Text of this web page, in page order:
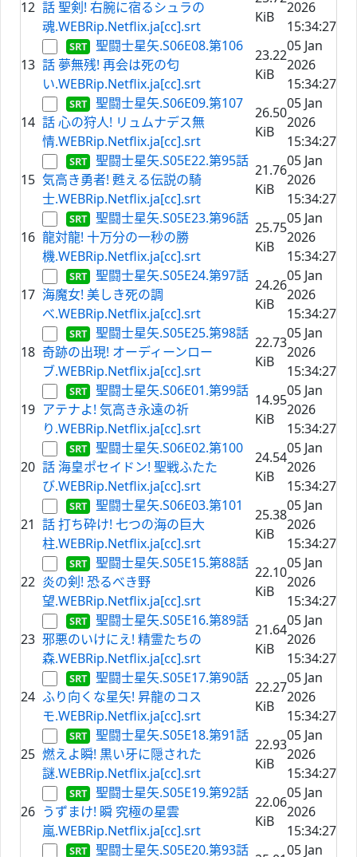
12 話 聖剣! 右腕に宿るシュラの
魂.WEBRip.Netflix.ja[cc].srt
KiB
2026
15:34:27
13
聖闘士星矢.S06E08.第106
話 夢無残! 再会は死の匂
い.WEBRip.Netflix.ja[cc].srt
23.22
KiB
05 Jan
2026
15:34:27
14
聖闘士星矢.S06E09.第107
話 心の狩人! リュムナデス無
情.WEBRip.Netflix.ja[cc].srt
26.50
KiB
05 Jan
2026
15:34:27
15
聖闘士星矢.S05E22.第95話
気高き勇者! 甦える伝説の騎
士.WEBRip.Netflix.ja[cc].srt
21.76
KiB
05 Jan
2026
15:34:27
16
聖闘士星矢.S05E23.第96話
龍対龍! 十万分の一秒の勝
機.WEBRip.Netflix.ja[cc].srt
25.75
KiB
05 Jan
2026
15:34:27
17
聖闘士星矢.S05E24.第97話
海魔女! 美しき死の調
べ.WEBRip.Netflix.ja[cc].srt
24.26
KiB
05 Jan
2026
15:34:27
18
聖闘士星矢.S05E25.第98話
奇跡の出現! オーディーンロー
ブ.WEBRip.Netflix.ja[cc].srt
22.73
KiB
05 Jan
2026
15:34:27
19
聖闘士星矢.S06E01.第99話
アテナよ! 気高き永遠の祈
り.WEBRip.Netflix.ja[cc].srt
14.95
KiB
05 Jan
2026
15:34:27
20
聖闘士星矢.S06E02.第100
話 海皇ポセイドン! 聖戦ふたた
び.WEBRip.Netflix.ja[cc].srt
24.54
KiB
05 Jan
2026
15:34:27
21
聖闘士星矢.S06E03.第101
話 打ち砕け! 七つの海の巨大
柱.WEBRip.Netflix.ja[cc].srt
25.38
KiB
05 Jan
2026
15:34:27
22
聖闘士星矢.S05E15.第88話
炎の剣! 恐るべき野
望.WEBRip.Netflix.ja[cc].srt
22.10
KiB
05 Jan
2026
15:34:27
23
聖闘士星矢.S05E16.第89話
邪悪のいけにえ! 精霊たちの
森.WEBRip.Netflix.ja[cc].srt
21.64
KiB
05 Jan
2026
15:34:27
24
聖闘士星矢.S05E17.第90話
ふり向くな星矢! 昇龍のコス
モ.WEBRip.Netflix.ja[cc].srt
22.27
KiB
05 Jan
2026
15:34:27
25
聖闘士星矢.S05E18.第91話
燃えよ瞬! 黒い牙に隠された
謎.WEBRip.Netflix.ja[cc].srt
22.93
KiB
05 Jan
2026
15:34:27
26
聖闘士星矢.S05E19.第92話
うずまけ! 瞬 究極の星雲
嵐.WEBRip.Netflix.ja[cc].srt
22.06
KiB
05 Jan
2026
15:34:27
聖闘士星矢.S05E20.第93話
05 Jan